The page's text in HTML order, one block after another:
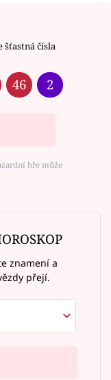
šťastná čísla
46 2
hře může
znamení a
přejí.